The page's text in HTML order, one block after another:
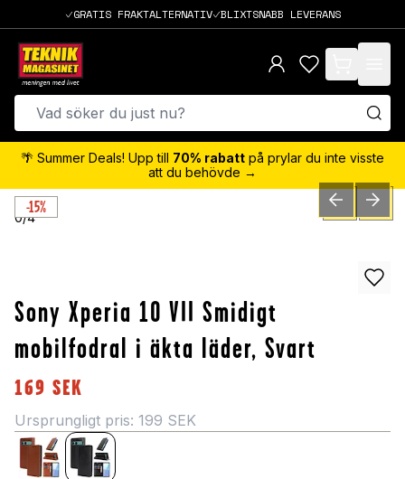
GRATIS FRAKTALTERNATIV BLIXTSNABB LEVERANS
items in cart,
🌴 Summer Deals! Upp till 70% rabatt på prylar du inte visste
att du behövde →
-15%
0/4 PREVIOUSNEXT
Sony Xperia 10 VII Smidigt
mobilfodral i äkta läder, Svart
169 SEK
Ursprungligt pris: 199 SEK